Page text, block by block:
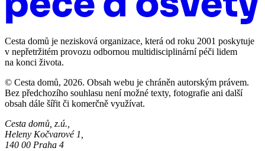
Cesta domů je nezisková organizace, která od roku 2001 poskytuje
v nepřetržitém provozu odbornou multidisciplinární péči lidem
na konci života.
© Cesta domů, 2026. Obsah webu je chráněn autorským právem.
Bez předchozího souhlasu není možné texty, fotografie ani další
obsah dále šířit či komerčně využívat.
Cesta domů, z.ú.,
Heleny Kočvarové 1,
140 00 Praha 4